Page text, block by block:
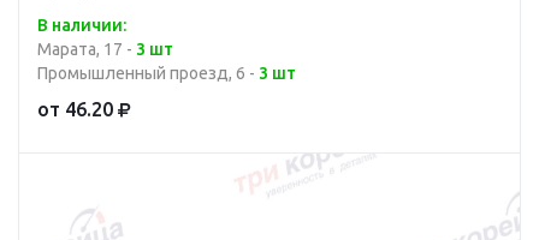
В наличии:
Марата, 17 - 3 шт
Промышленный проезд, 6 - 3 шт
от 46.20